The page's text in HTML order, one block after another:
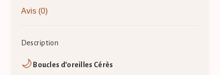
Avis (0)
Description
🌙 Boucles d’oreilles Cérès